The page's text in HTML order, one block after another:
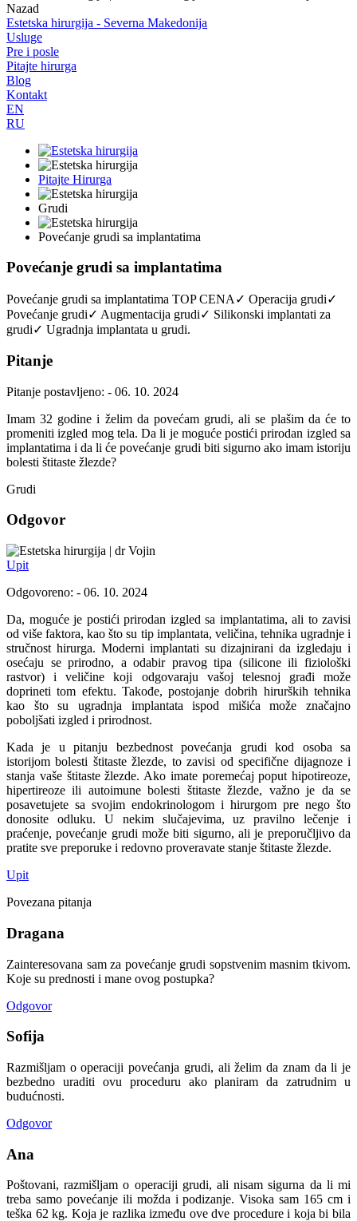
Nazad
Estetska hirurgija - Severna Makedonija
Usluge
Pre i posle
Pitajte hirurga
Blog
Kontakt
EN
RU
Pitajte Hirurga
Grudi
Povećanje grudi sa implantatima
Povećanje grudi sa implantatima
Povećanje grudi sa implantatima TOP CENA✓ Operacija grudi✓
Povećanje grudi✓ Augmentacija grudi✓ Silikonski implantati za
grudi✓ Ugradnja implantata u grudi.
Pitanje
Pitanje postavljeno: - 06. 10. 2024
Imam 32 godine i želim da povećam grudi, ali se plašim da će to
promeniti izgled mog tela. Da li je moguće postići prirodan izgled sa
implantatima i da li će povećanje grudi biti sigurno ako imam istoriju
bolesti štitaste žlezde?
Grudi
Odgovor
dr Vojin
Upit
Odgovoreno: - 06. 10. 2024
Da, moguće je postići prirodan izgled sa implantatima, ali to zavisi
od više faktora, kao što su tip implantata, veličina, tehnika ugradnje i
stručnost hirurga. Moderni implantati su dizajnirani da izgledaju i
osećaju se prirodno, a odabir pravog tipa (silicone ili fiziološki
rastvor) i veličine koji odgovaraju vašoj telesnoj građi može
doprineti tom efektu. Takođe, postojanje dobrih hirurških tehnika
kao što su ugradnja implantata ispod mišića može značajno
poboljšati izgled i prirodnost.
Kada je u pitanju bezbednost povećanja grudi kod osoba sa
istorijom bolesti štitaste žlezde, to zavisi od specifične dijagnoze i
stanja vaše štitaste žlezde. Ako imate poremećaj poput hipotireoze,
hipertireoze ili autoimune bolesti štitaste žlezde, važno je da se
posavetujete sa svojim endokrinologom i hirurgom pre nego što
donosite odluku. U nekim slučajevima, uz pravilno lečenje i
praćenje, povećanje grudi može biti sigurno, ali je preporučljivo da
pratite sve preporuke i redovno proveravate stanje štitaste žlezde.
Upit
Povezana pitanja
Dragana
Zainteresovana sam za povećanje grudi sopstvenim masnim tkivom.
Koje su prednosti i mane ovog postupka?
Odgovor
Sofija
Razmišljam o operaciji povećanja grudi, ali želim da znam da li je
bezbedno uraditi ovu proceduru ako planiram da zatrudnim u
budućnosti.
Odgovor
Ana
Poštovani, razmišljam o operaciji grudi, ali nisam sigurna da li mi
treba samo povećanje ili možda i podizanje. Visoka sam 165 cm i
teška 62 kg. Koja je razlika između ove dve procedure i koja bi bila